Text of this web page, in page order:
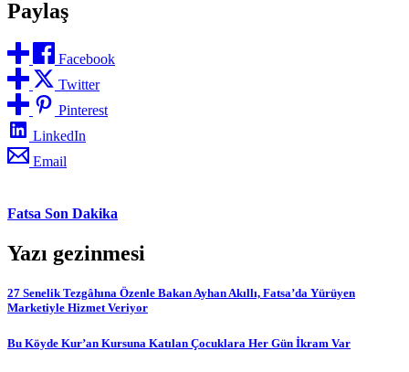
Paylaş
Facebook
Twitter
Pinterest
LinkedIn
Email
Fatsa Son Dakika
Yazı gezinmesi
27 Senelik Tezgâhına Özenle Bakan Ayhan Akıllı, Fatsa’da Yürüyen
Marketiyle Hizmet Veriyor
Bu Köyde Kur’an Kursuna Katılan Çocuklara Her Gün İkram Var